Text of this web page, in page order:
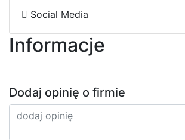
c
Social Media
Informacje
Dodaj opinię o firmie